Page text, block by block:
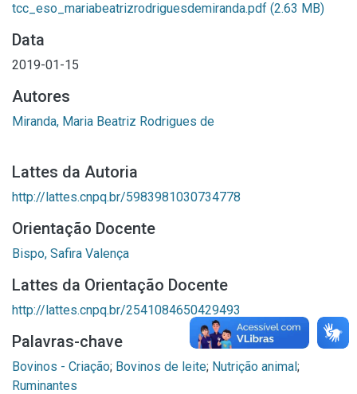
tcc_eso_mariabeatrizrodriguesdemiranda.pdf (2.63 MB)
Data
2019-01-15
Autores
Miranda, Maria Beatriz Rodrigues de
Lattes da Autoria
http://lattes.cnpq.br/5983981030734778
Orientação Docente
Bispo, Safira Valença
Lattes da Orientação Docente
http://lattes.cnpq.br/2541084650429493
Palavras-chave
Bovinos - Criação; Bovinos de leite; Nutrição animal;
Ruminantes